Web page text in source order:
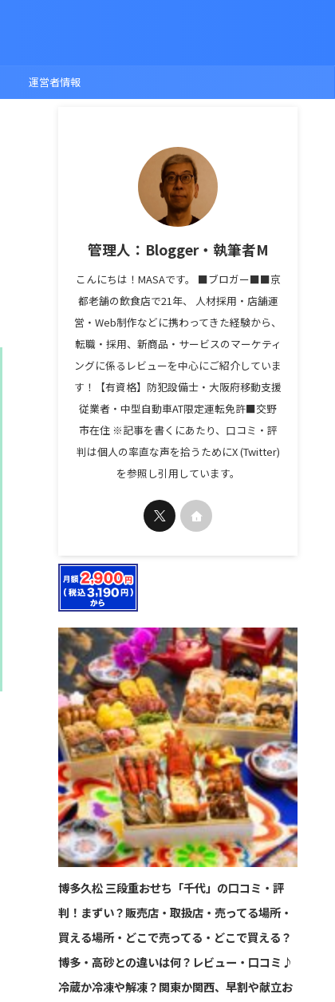
運営者情報
管理人：Blogger・執筆者M
こんにちは！MASAです。 ■ブロガー■■京
都老舗の飲食店で21年、 人材採用・店舗運
営・Web制作などに携わってきた経験から、
転職・採用、新商品・サービスのマーケティ
ングに係るレビューを中心にご紹介していま
す！【有資格】防犯設備士・大阪府移動支援
従業者・中型自動車AT限定運転免許■交野
市在住 ※記事を書くにあたり、口コミ・評
判は個人の率直な声を拾うためにX (Twitter)
を参照し引用しています。
博多久松 三段重おせち「千代」の口コミ・評
判！まずい？販売店・取扱店・売ってる場所・
買える場所・どこで売ってる・どこで買える？
博多・高砂との違いは何？レビュー・口コミ♪
冷蔵か冷凍や解凍？関東か関西、早割や献立お